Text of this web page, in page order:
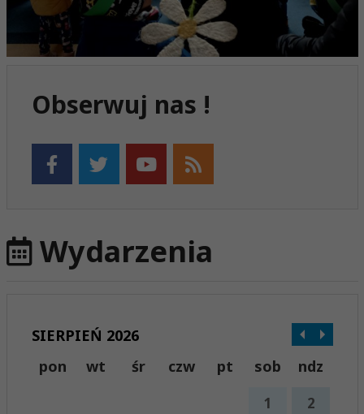
Obserwuj nas !
Wydarzenia
SIERPIEŃ 2026
pon
wt śr czw pt sob ndz
1 2